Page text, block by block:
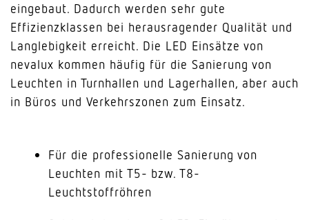
eingebaut. Dadurch werden sehr gute
Effizienzklassen bei herausragender Qualität und
Langlebigkeit erreicht. Die LED Einsätze von
nevalux kommen häufig für die Sanierung von
Leuchten in Turnhallen und Lagerhallen, aber auch
in Büros und Verkehrszonen zum Einsatz.
Für die professionelle Sanierung von
Leuchten mit T5- bzw. T8-
Leuchtstoffröhren